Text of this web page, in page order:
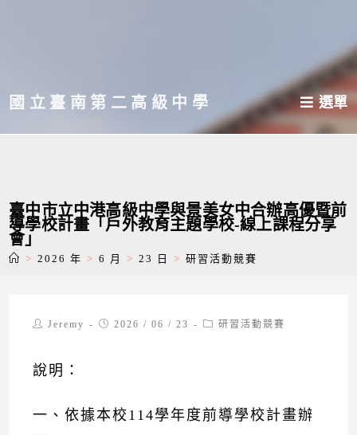
主國立臺南第二高級中學 選單
臺中市立中港高級中學與景美女中合辦高優暨前
導學校計畫「戶外教育主題學校-線上課程分享
會」
> 2026 年 > 6 月 > 23 日 > 研習活動競賽
PostJeremy
Post2026 / 06 / 23
Post研習活動競賽
說明：
一、依據本校114學年度前導學校計畫辦